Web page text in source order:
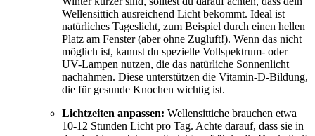
Wellensittich ausreichend Licht bekommt. Ideal ist
natürliches Tageslicht, zum Beispiel durch einen hellen
Platz am Fenster (aber ohne Zugluft!). Wenn das nicht
möglich ist, kannst du spezielle Vollspektrum- oder
UV-Lampen nutzen, die das natürliche Sonnenlicht
nachahmen. Diese unterstützen die Vitamin-D-Bildung,
die für gesunde Knochen wichtig ist.
Lichtzeiten anpassen: Wellensittiche brauchen etwa
10-12 Stunden Licht pro Tag. Achte darauf, dass sie in